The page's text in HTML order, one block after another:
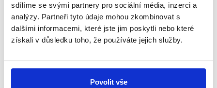
sdílíme se svými partnery pro sociální média, inzerci a
analýzy. Partneři tyto údaje mohou zkombinovat s
dalšími informacemi, které jste jim poskytli nebo které
získali v důsledku toho, že používáte jejich služby.
Povolit vše
Sociální sítě
Nenechte si ujít nejnovější události
z Demagog.cz. Sdílením našich